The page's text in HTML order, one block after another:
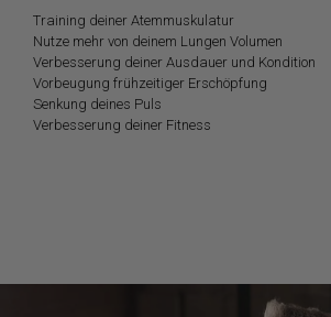
Training deiner Atemmuskulatur
Nutze mehr von deinem Lungen Volumen
Verbesserung deiner Ausdauer und Kondition
Vorbeugung frühzeitiger Erschöpfung
Senkung deines Puls
Verbesserung deiner Fitness